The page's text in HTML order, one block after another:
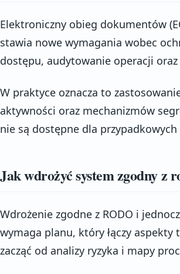
Elektroniczny obieg dokumentów
stawia nowe wymagania wobec
dostępu, audytowanie operacji
W praktyce oznacza to
aktywności oraz mechanizmów
nie są dostępne dla
Jak wdrożyć system zgodny z
Wdrożenie zgodne z RODO i
wymaga planu, który łączy
zacząć od analizy ryzyka i mapy